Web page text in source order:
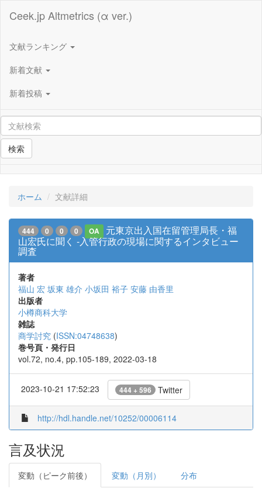
Ceek.jp Altmetrics (α ver.)
文献ランキング
新着文献
新着投稿
検索
ホーム 文献詳細
444 0 0 0 OA
元東京出入国在留管理局長・福
山宏氏に聞く -入管行政の現場に関するインタビュー
調査
著者
福山 宏 坂東 雄介 小坂田 裕子 安藤 由香里
出版者
小樽商科大学
雑誌
商学討究 (ISSN:04748638)
巻号頁・発行日
vol.72, no.4, pp.105-189, 2022-03-18
2023-10-21 17:52:23 444 + 596 Twitter
http://hdl.handle.net/10252/00006114
言及状況
変動（ピーク前後） 変動（月別） 分布